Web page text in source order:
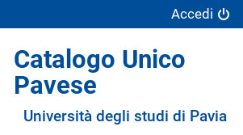
Accedi
Catalogo Unico
Pavese
Università degli studi di Pavia